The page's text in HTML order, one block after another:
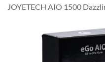
JOYETECH AIO 1500